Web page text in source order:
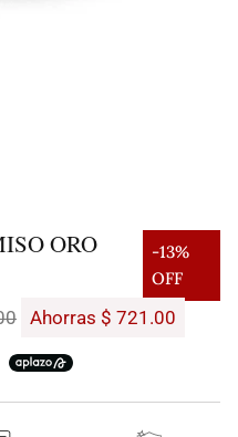
ORO
-13%
OFF
Ahorras $ 721.00